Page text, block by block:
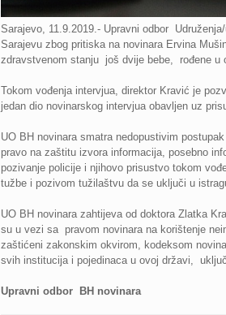
Sarajevo, 11.9.2019.- Upravni odbor
Sarajevu zbog pritiska na novinara Ervina
zdravstvenom stanju još dvije bebe, rođene u
Tokom vođenja intervjua, direktor Kravić je
jedan dio novinarskog intervjua obavljen uz
UO BH novinara smatra nedopustivim
pravo na zaštitu izvora informacija, posebno
pozivanje policije i njihovo prisustvo tokom
tužbe i pozivom tužilaštvu da se uključi u
UO BH novinara zahtijeva od doktora Zlatka
su u vezi sa pravom novinara na korištenje
zaštićeni zakonskim okvirom, kodeksom
svih institucija i pojedinaca u ovoj državi,
Upravni odbor BH novinara